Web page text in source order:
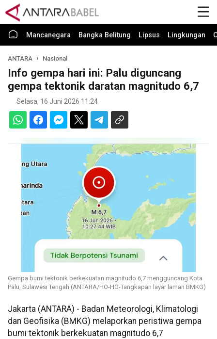
Mancanegara Bangka Belitung Lipsus Lingkungan
ANTARA Nasional
Info gempa hari ini: Palu diguncang
gempa tektonik daratan magnitudo 6,7
Selasa, 16 Juni 2026 11:24
Gempa bumi tektonik berkekuatan magnitudo 6,7 mengguncang Kota
Palu, Sulawesi Tengah (ANTARA/HO-HO-Tangkapan layar laman BMKG)
Jakarta (ANTARA) - Badan Meteorologi, Klimatologi
dan Geofisika (BMKG) melaporkan peristiwa gempa
bumi tektonik berkekuatan magnitudo 6,7